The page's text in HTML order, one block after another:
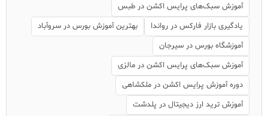
آموزش سبک‌های پرایس اکشن در طبس
یادگیری بازار فارکس در رواندا
بهترین آموزش بورس در سروآباد
آموزشگاه بورس در سیرجان
آموزش سبک‌های پرایس اکشن در مالزی
دوره آموزش پرایس اکشن در ملکشاهی
آموزش ترید ارز دیجیتال در پلدشت